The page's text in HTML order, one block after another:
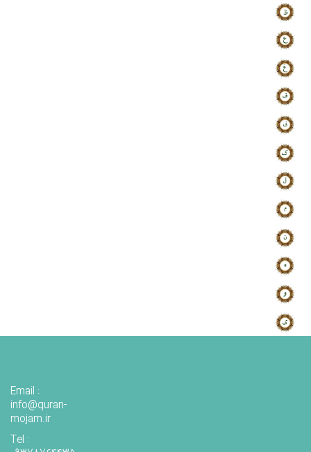
Email :
info@quran-
mojam.ir
Tel :